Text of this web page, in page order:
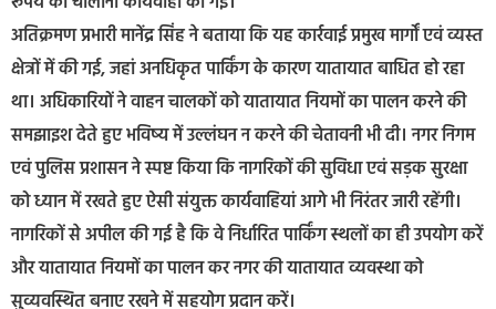
अतिक्रमण प्रभारी मानेंद्र सिंह ने बताया कि यह कार्रवाई प्रमुख मार्गों एवं व्यस्त
क्षेत्रों में की गई, जहां अनधिकृत पार्किंग के कारण यातायात बाधित हो रहा
था। अधिकारियों ने वाहन चालकों को यातायात नियमों का पालन करने की
समझाइश देते हुए भविष्य में उल्लंघन न करने की चेतावनी भी दी। नगर निगम
एवं पुलिस प्रशासन ने स्पष्ट किया कि नागरिकों की सुविधा एवं सड़क सुरक्षा
को ध्यान में रखते हुए ऐसी संयुक्त कार्यवाहियां आगे भी निरंतर जारी रहेंगी।
नागरिकों से अपील की गई है कि वे निर्धारित पार्किंग स्थलों का ही उपयोग करें
और यातायात नियमों का पालन कर नगर की यातायात व्यवस्था को
सुव्यवस्थित बनाए रखने में सहयोग प्रदान करें।